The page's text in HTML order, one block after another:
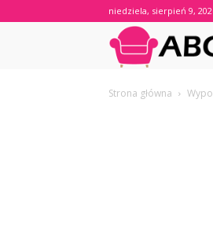
niedziela, sierpień 9,
Strona główna